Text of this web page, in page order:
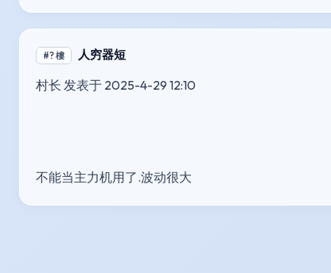
#? 樓 人穷器短
村长 发表于 2025-4-29 12:10
不能当主力机用了.波动很大